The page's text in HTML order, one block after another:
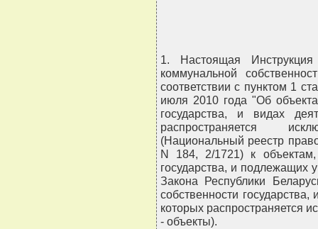
1. Настоящая Инструкция
коммунальной
соответствии с пунктом 1
июля 2010 года "Об
государства, и видах
распространяется
(Национальный реестр
N 184, 2/1721) к
государства, и подлежащих
Закона Республики
собственности
которых распространяется
- объекты).